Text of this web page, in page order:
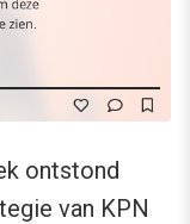
ontstond
van KPN